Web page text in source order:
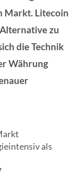
Markt. Litecoin
zu
die Technik
Währung
als